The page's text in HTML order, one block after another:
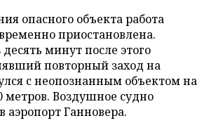
опасного объекта работа
приостановлена.
минут после этого
повторный заход на
с неопознанным объектом на
метров. Воздушное судно
аэропорт Ганновера.